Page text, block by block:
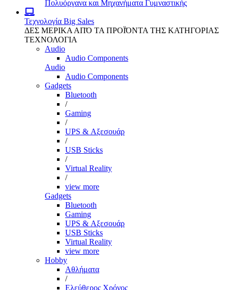
Πολυόργανα και Μηχανήματα Γυμναστικής
Τεχνολογία Big Sales
ΔΕΣ ΜΕΡΙΚΑ ΑΠΌ ΤΑ ΠΡΟΪΌΝΤΑ ΤΗΣ ΚΑΤΗΓΟΡΙΑΣ
ΤΕΧΝΟΛΟΓΙΑ
Audio
Audio Components
Audio
Audio Components
Gadgets
Bluetooth
/
Gaming
/
UPS & Αξεσουάρ
/
USB Sticks
/
Virtual Reality
/
view more
Gadgets
Bluetooth
Gaming
UPS & Αξεσουάρ
USB Sticks
Virtual Reality
view more
Hobby
Αθλήματα
/
Ελεύθερος Χρόνος